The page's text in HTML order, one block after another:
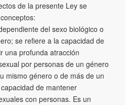
de la presente Ley se
del sexo biológico o
se refiere a la capacidad de
una profunda atracción
por personas de un género
mismo género o de más de un
de mantener
con personas. Es un